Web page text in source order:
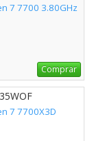
7 7700 3.80GHz
Comprar
7 7700X3D